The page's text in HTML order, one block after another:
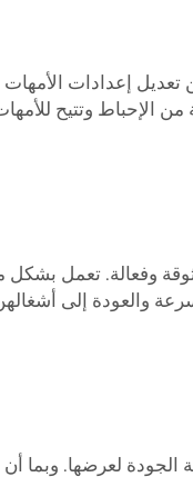
إعدادات الأمهات
الإحباط وتتيح
وفعالة. تعمل بشكل
والعودة إلى
الجودة لعرضها.